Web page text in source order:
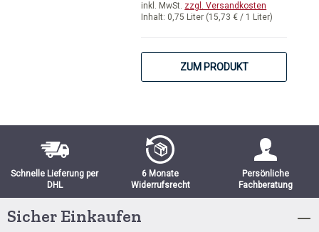
Inhalt: 0,75 Liter (15,73 € / 1 Liter)
inkl. MwSt. zzgl. Versandkosten
ZUM PRODUKT
Schnelle Lieferung per
DHL
6 Monate
Widerrufsrecht
Persönliche
Fachberatung
Sicher Einkaufen